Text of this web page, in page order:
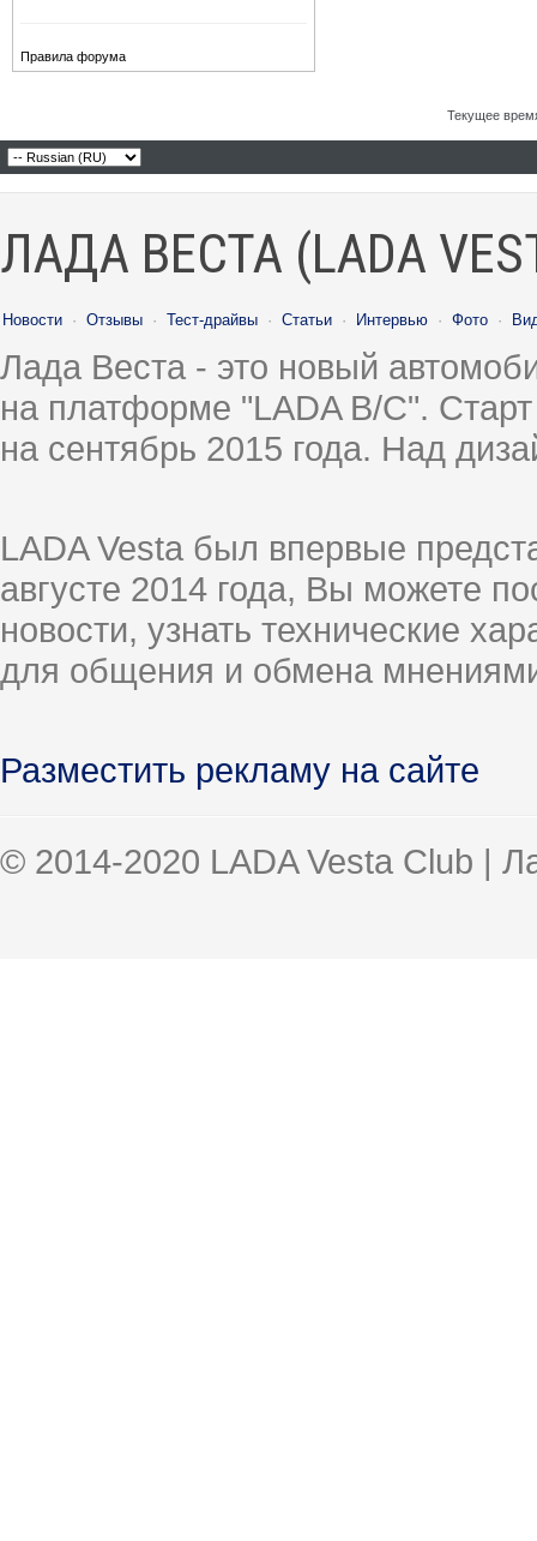
Правила форума
Текущее
ЛАДА ВЕСТА (LADA
Новости · Отзывы · Тест-драйвы · Статьи · Интервью · Фото ·
Лада Веста - это новый
на платформе "LADA B/C".
на сентябрь 2015 года. Над
LADA Vesta был впервые
августе 2014 года, Вы можете
новости, узнать технические
для общения и обмена
Разместить рекламу на сайте
© 2014-2020 LADA Vesta Club |